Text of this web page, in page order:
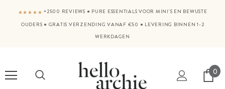
★★★★★ +2500 REVIEWS ● PURE ESSENTIALS VOOR MINI'S EN BEWUSTE
OUDERS ● GRATIS VERZENDING VANAF €50 ● LEVERING BINNEN 1-2
WERKDAGEN
0